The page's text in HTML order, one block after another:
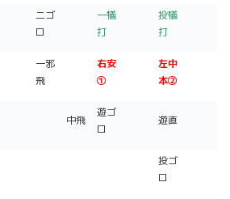
二ゴ
ロ
一犠
打
投犠
打
一邪
飛
右安
①
左中
本②
中飛
遊ゴ
ロ
遊直
投ゴ
ロ